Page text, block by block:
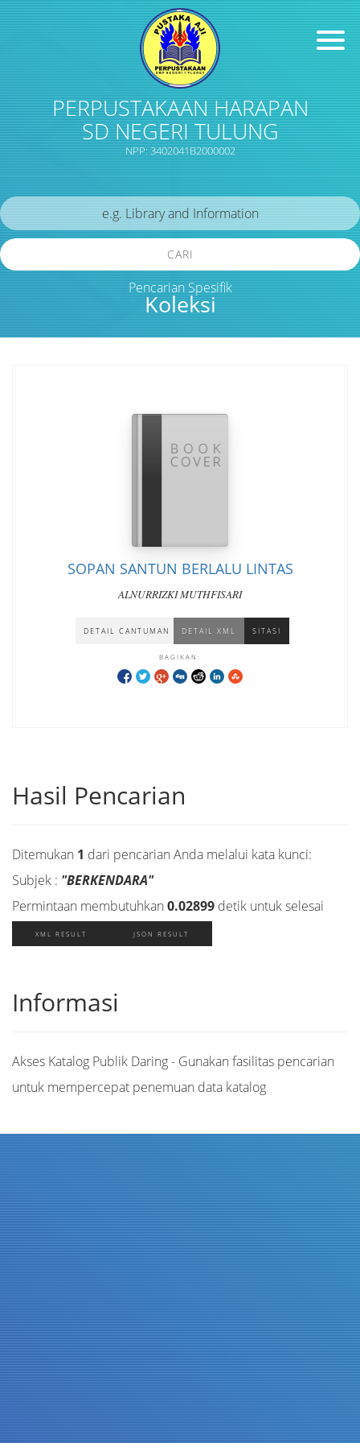
PERPUSTAKAAN HARAPAN
SD NEGERI TULUNG
NPP: 3402041B2000002
Koleksi
CARI
Pencarian Spesifik
SOPAN SANTUN BERLALU LINTAS
ALNURRIZKI MUTHFISARI
DETAIL CANTUMAN DETAIL XML SITASI
BAGIKAN:
Hasil Pencarian
Ditemukan 1 dari pencarian Anda melalui kata kunci:
Subjek : "BERKENDARA"
Permintaan membutuhkan 0.02899 detik untuk selesai
XML RESULT JSON RESULT
Informasi
Akses Katalog Publik Daring - Gunakan fasilitas pencarian
untuk mempercepat penemuan data katalog
Judul
Pengarang
Subjek
ISBN/ISSN
Tipe Koleksi
Lokasi